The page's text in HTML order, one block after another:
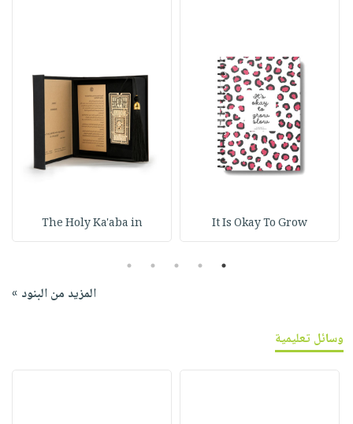
It Is Okay To Grow
The Holy Ka'aba in
1
2
3
4
5
المزيد من البنود »
وسائل تعليمية